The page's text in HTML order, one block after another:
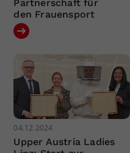
Partnerschaft für
den Frauensport
04.12.2024
Upper Austria Ladies